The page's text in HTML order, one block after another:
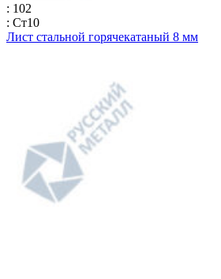
: 102
: Ст10
Лист стальной горячекатаный 8 мм